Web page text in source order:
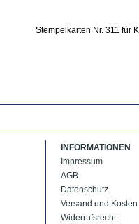
INFORMATIONEN
Impressum
AGB
Datenschutz
Versand und Kosten
Widerrufsrecht